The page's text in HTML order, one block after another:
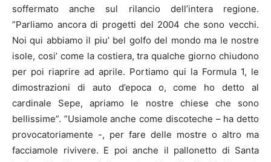
soffermato anche sul rilancio dell’intera regione.
”Parliamo ancora di progetti del 2004 che sono vecchi.
Noi qui abbiamo il piu’ bel golfo del mondo ma le nostre
isole, cosi’ come la costiera, tra qualche giorno chiudono
per poi riaprire ad aprile. Portiamo qui la Formula 1, le
dimostrazioni di auto d’epoca o, come ho detto al
cardinale Sepe, apriamo le nostre chiese che sono
bellissime”. ”Usiamole anche come discoteche – ha detto
provocatoriamente -, per fare delle mostre o altro ma
facciamole rivivere. E poi anche il pallonetto di Santa